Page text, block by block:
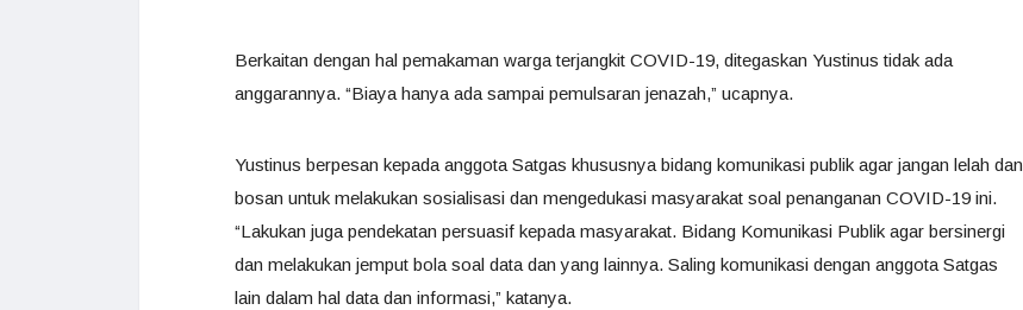
Berkaitan dengan hal pemakaman warga terjangkit COVID-19, ditegaskan Yustinus tidak ada
anggarannya. “Biaya hanya ada sampai pemulsaran jenazah,” ucapnya.
Yustinus berpesan kepada anggota Satgas khususnya bidang komunikasi publik agar jangan lelah dan
bosan untuk melakukan sosialisasi dan mengedukasi masyarakat soal penanganan COVID-19 ini.
“Lakukan juga pendekatan persuasif kepada masyarakat. Bidang Komunikasi Publik agar bersinergi
dan melakukan jemput bola soal data dan yang lainnya. Saling komunikasi dengan anggota Satgas
lain dalam hal data dan informasi,” katanya.